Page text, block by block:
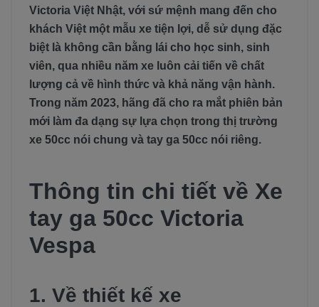
Victoria Việt Nhật, với sứ mệnh mang đến cho
khách Việt một mẫu xe tiện lợi, dễ sử dụng đặc
biệt là không cần bằng lái cho học sinh, sinh
viên, qua nhiều năm xe luôn cải tiến về chất
lượng cả về hình thức và khả năng vận hành.
Trong năm 2023, hãng đã cho ra mắt phiên bản
mới làm đa dạng sự lựa chọn trong thị trường
xe 50cc nói chung và tay ga 50cc nói riêng.
Thông tin chi tiết về Xe
tay ga 50cc Victoria
Vespa
1. Về thiết kế xe